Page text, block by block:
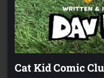
Cat Kid Comic